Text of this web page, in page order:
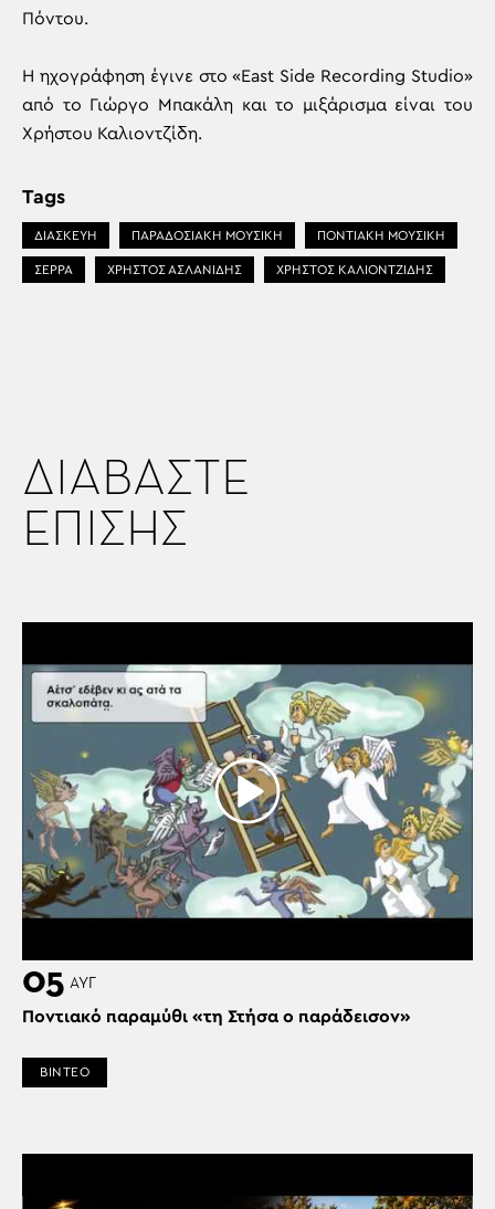
Πόντου.
Η ηχογράφηση έγινε στο «East Side Recording Studio»
από το Γιώργο Μπακάλη και το μιξάρισμα είναι του
Χρήστου Καλιοντζίδη.
Tags
ΔΙΑΣΚΕΥΗ ΠΑΡΑΔΟΣΙΑΚΗ ΜΟΥΣΙΚΗ ΠΟΝΤΙΑΚΗ ΜΟΥΣΙΚΗ
ΣΕΡΡΑ ΧΡΗΣΤΟΣ ΑΣΛΑΝΙΔΗΣ ΧΡΗΣΤΟΣ ΚΑΛΙΟΝΤΖΙΔΗΣ
ΔΙΑΒΑΣΤΕ
ΕΠΙΣΗΣ
05 ΑΥΓ
Ποντιακό παραμύθι «τη Στήσα ο παράδεισον»
ΒΙΝΤΕΟ